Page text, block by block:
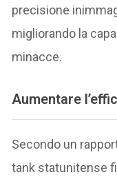
precisione
migliorando la
minacce.
Aumentare
Secondo un
tank statunitense